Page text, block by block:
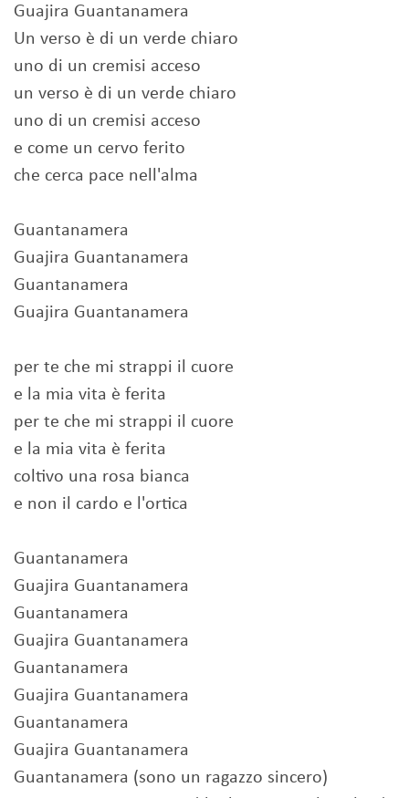
Guajira Guantanamera
Un verso è di un verde chiaro
uno di un cremisi acceso
un verso è di un verde chiaro
uno di un cremisi acceso
e come un cervo ferito
che cerca pace nell'alma
Guantanamera
Guajira Guantanamera
Guantanamera
Guajira Guantanamera
per te che mi strappi il cuore
e la mia vita è ferita
per te che mi strappi il cuore
e la mia vita è ferita
coltivo una rosa bianca
e non il cardo e l'ortica
Guantanamera
Guajira Guantanamera
Guantanamera
Guajira Guantanamera
Guantanamera
Guajira Guantanamera
Guantanamera
Guajira Guantanamera
Guantanamera (sono un ragazzo sincero)